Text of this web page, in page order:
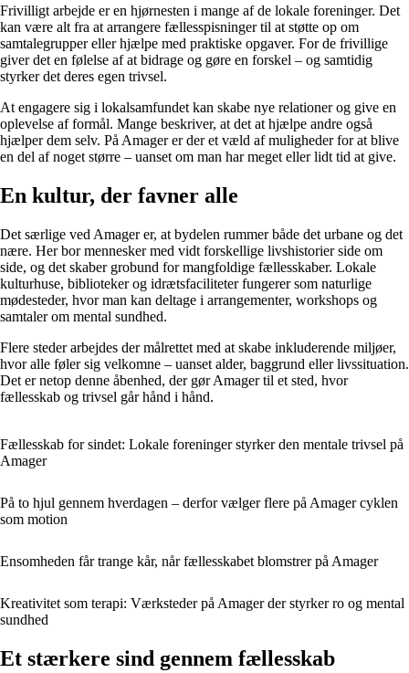
Frivilligt arbejde er en hjørnesten i mange af de lokale foreninger. Det
kan være alt fra at arrangere fællesspisninger til at støtte op om
samtalegrupper eller hjælpe med praktiske opgaver. For de frivillige
giver det en følelse af at bidrage og gøre en forskel – og samtidig
styrker det deres egen trivsel.
At engagere sig i lokalsamfundet kan skabe nye relationer og give en
oplevelse af formål. Mange beskriver, at det at hjælpe andre også
hjælper dem selv. På Amager er der et væld af muligheder for at blive
en del af noget større – uanset om man har meget eller lidt tid at give.
En kultur, der favner alle
Det særlige ved Amager er, at bydelen rummer både det urbane og det
nære. Her bor mennesker med vidt forskellige livshistorier side om
side, og det skaber grobund for mangfoldige fællesskaber. Lokale
kulturhuse, biblioteker og idrætsfaciliteter fungerer som naturlige
mødesteder, hvor man kan deltage i arrangementer, workshops og
samtaler om mental sundhed.
Flere steder arbejdes der målrettet med at skabe inkluderende miljøer,
hvor alle føler sig velkomne – uanset alder, baggrund eller livssituation.
Det er netop denne åbenhed, der gør Amager til et sted, hvor
fællesskab og trivsel går hånd i hånd.
Fællesskab for sindet: Lokale foreninger styrker den mentale trivsel på
Amager
På to hjul gennem hverdagen – derfor vælger flere på Amager cyklen
som motion
Ensomheden får trange kår, når fællesskabet blomstrer på Amager
Kreativitet som terapi: Værksteder på Amager der styrker ro og mental
sundhed
Et stærkere sind gennem fællesskab